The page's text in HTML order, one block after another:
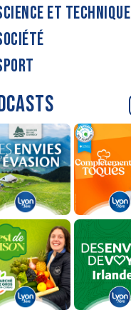
ET TECHNIQUE